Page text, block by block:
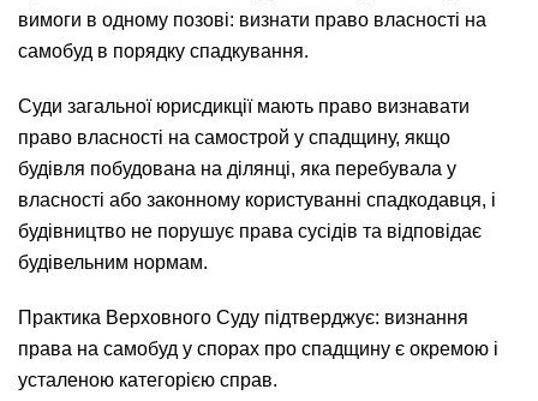
вимоги в одному позові: визнати право власності на
самобуд в порядку спадкування.
Суди загальної юрисдикції мають право визнавати
право власності на самострой у спадщину, якщо
будівля побудована на ділянці, яка перебувала у
власності або законному користуванні спадкодавця, і
будівництво не порушує права сусідів та відповідає
будівельним нормам.
Практика Верховного Суду підтверджує: визнання
права на самобуд у спорах про спадщину є окремою і
усталеною категорією справ.